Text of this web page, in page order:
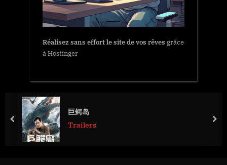
Réalisez sans effort le site de vos rêves grâce
à Hostinger
巨鳄岛
Trailers
prev